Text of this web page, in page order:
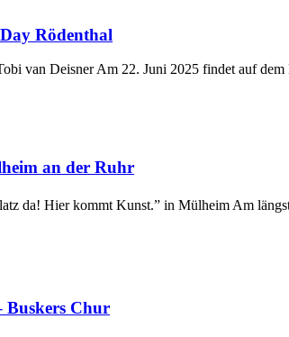
Rödenthal
van Deisner Am 22. Juni 2025 findet auf
an der Ruhr
da! Hier kommt Kunst.” in Mülheim Am
Buskers Chur